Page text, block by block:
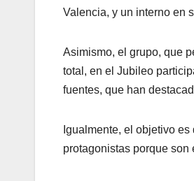
Valencia, y un interno en
Asimismo, el grupo, que
total, en el Jubileo
fuentes, que han
Igualmente, el objetivo
protagonistas porque son